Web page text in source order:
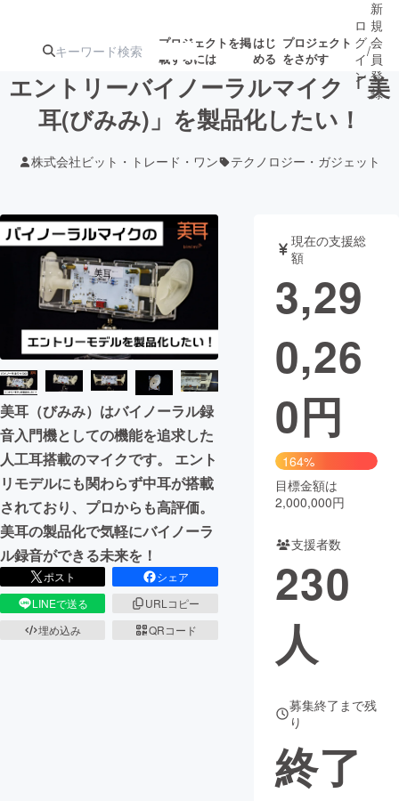
プロジェクトを掲
載するには
はじ
める
プロジェクト
をさがす
人気のプロ
ジェクト
注目のリ
ターン
ジェクト
ロジェクト
されます
アート・写真 音楽
テクノロジー・ガジェット ゲーム・サ
映像・映画
ビジネス・起業
まちづくり・地域活性化
CAMPFIRE for Social Good
CAMPFIRE Creation
CAMPFIREふるさと納税
コミュニティ
ロ
グ
イ
ン
/
新
規
会
員
登
録
エントリーバイノーラルマイク「美
耳(びみみ)」を製品化したい！
株式会社ビット・トレード・ワン テクノロジー・ガジェット
美耳（びみみ）はバイノーラル録
音入門機としての機能を追求した
人工耳搭載のマイクです。 エント
リモデルにも関わらず中耳が搭載
されており、プロからも高評価。
美耳の製品化で気軽にバイノーラ
ル録音ができる未来を！
ポスト
シェア
LINEで送る
URLコピー
埋め込み
QRコード
現在の支援総
額
3,29
0,26
0円
164%
目標金額は
2,000,000円
支援者数
230
人
募集終了まで残
り
終了